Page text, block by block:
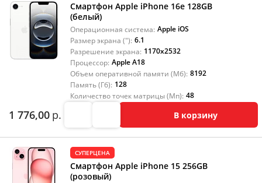
Смартфон Apple iPhone 16e 128GB
(белый)
Операционная система: Apple iOS
Размер экрана ("): 6.1
Разрешение экрана: 1170x2532
Процессор: Apple A18
Объем оперативной памяти (Мб): 8192
Память (Гб): 128
Количество точек матрицы (Мп): 48
1 776,00 р. В корзину
СУПЕРЦЕНА
Смартфон Apple iPhone 15 256GB
(розовый)